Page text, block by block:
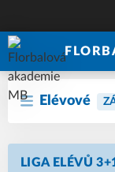
Elévové
LIGA ELÉVŮ